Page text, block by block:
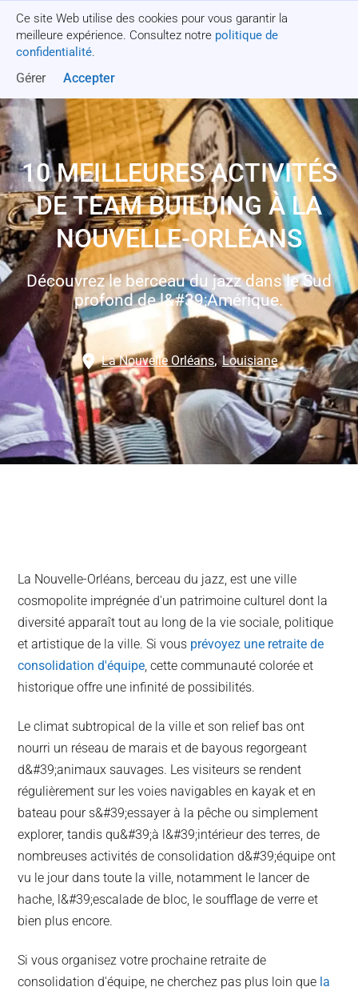
Ce site Web utilise des cookies pour vous garantir la
meilleure expérience. Consultez notre politique de
confidentialité.
Gérer Accepter
Obtenez un devis
10 MEILLEURES ACTIVITÉS
DE TEAM BUILDING À LA
NOUVELLE-ORLÉANS
Découvrez le berceau du jazz dans le Sud
profond de l&#39;Amérique.
La Nouvelle Orléans, Louisiane
La Nouvelle-Orléans, berceau du jazz, est une ville
cosmopolite imprégnée d'un patrimoine culturel dont la
diversité apparaît tout au long de la vie sociale, politique
et artistique de la ville. Si vous prévoyez une retraite de
consolidation d'équipe, cette communauté colorée et
historique offre une infinité de possibilités.
Le climat subtropical de la ville et son relief bas ont
nourri un réseau de marais et de bayous regorgeant
d&#39;animaux sauvages. Les visiteurs se rendent
régulièrement sur les voies navigables en kayak et en
bateau pour s&#39;essayer à la pêche ou simplement
explorer, tandis qu&#39;à l&#39;intérieur des terres, de
nombreuses activités de consolidation d&#39;équipe ont
vu le jour dans toute la ville, notamment le lancer de
hache, l&#39;escalade de bloc, le soufflage de verre et
bien plus encore.
Si vous organisez votre prochaine retraite de
consolidation d'équipe, ne cherchez pas plus loin que la